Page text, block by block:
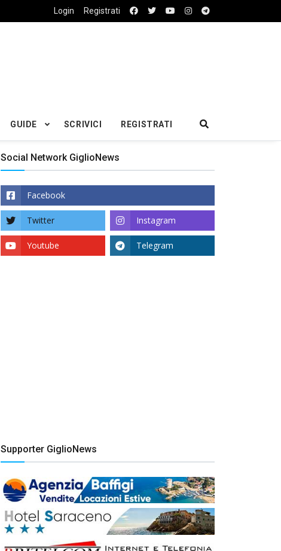
Login Registrati
GUIDE SCRIVICI REGISTRATI
Social Network GiglioNews
Facebook
Twitter Instagram
Youtube Telegram
Supporter GiglioNews